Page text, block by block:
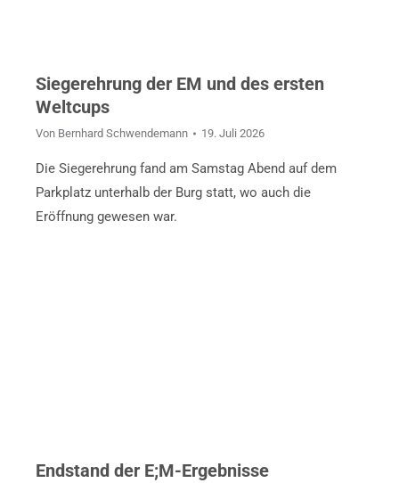
Siegerehrung der EM und des ersten
Weltcups
Von Bernhard Schwendemann 19. Juli 2026
Die Siegerehrung fand am Samstag Abend auf dem
Parkplatz unterhalb der Burg statt, wo auch die
Eröffnung gewesen war.
Endstand der E;M-Ergebnisse